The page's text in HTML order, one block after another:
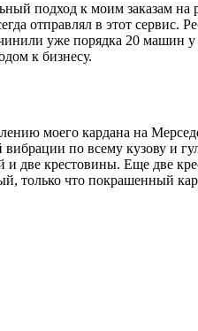
подход к моим заказам
отправлял в этот сервис.
уже порядка 20 машин
к бизнесу.
моего кардана на
по всему кузову и
две крестовины. Еще две
только что покрашенный